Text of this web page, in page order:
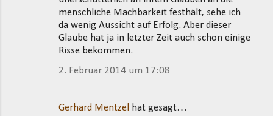
menschliche Machbarkeit festhält, sehe ich
da wenig Aussicht auf Erfolg. Aber dieser
Glaube hat ja in letzter Zeit auch schon einige
Risse bekommen.
2. Februar 2014 um 17:08
Gerhard Mentzel
hat gesagt…